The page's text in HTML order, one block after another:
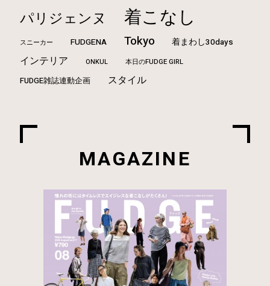
パリジェンヌ 着こなし
スニーカー FUDGENA Tokyo 着まわし30days
インテリア ONKUL 本日のFUDGE GIRL
FUDGE雑誌連動企画 スタイル
MAGAZINE